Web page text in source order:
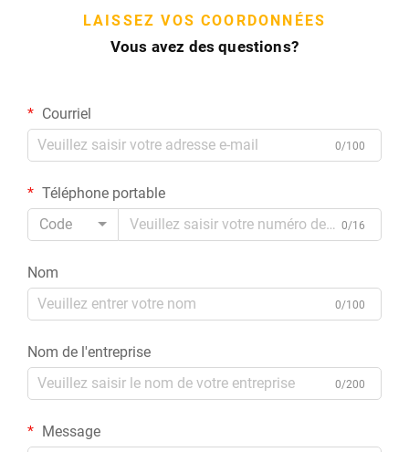
LAISSEZ VOS COORDONNÉES
Vous avez des questions?
Courriel
0/100
Téléphone portable
Code
0/16
Nom
0/100
Nom de l'entreprise
0/200
Message